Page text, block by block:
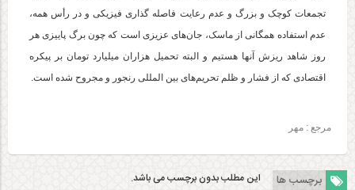
تجمعات کوچک و بزرگ و عدم رعایت فاصله گذاری فیزیکی و در رأس همه،
عدم استفاده همگانی از ماسک، جان‌های عزیزی است که چون برگ پاییزی هر
روز شاهد ریزش آنها هستیم و البته تحمیل هزاران میلیارد تومان بر پیکره
اقتصادی که از فشار و ظلم تحریم‌های بین المللی رنجور و مجروح شده است.
مرجع : مهر
برچسب ها این مطلب بدون برچسب می باشد.